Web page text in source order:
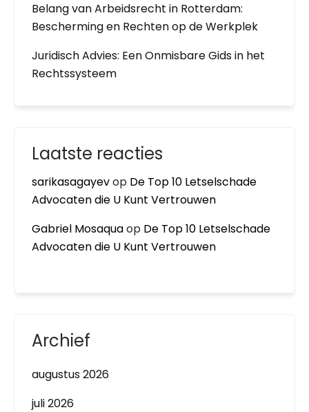
Belang van Arbeidsrecht in Rotterdam:
Bescherming en Rechten op de Werkplek
Juridisch Advies: Een Onmisbare Gids in het
Rechtssysteem
Laatste reacties
sarikasagayevop De Top 10 Letselschade
Advocaten die U Kunt Vertrouwen
Gabriel Mosaquaop De Top 10 Letselschade
Advocaten die U Kunt Vertrouwen
Archief
augustus 2026
juli 2026